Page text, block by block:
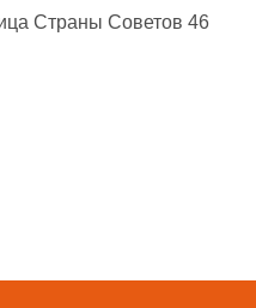
Страны Советов 46